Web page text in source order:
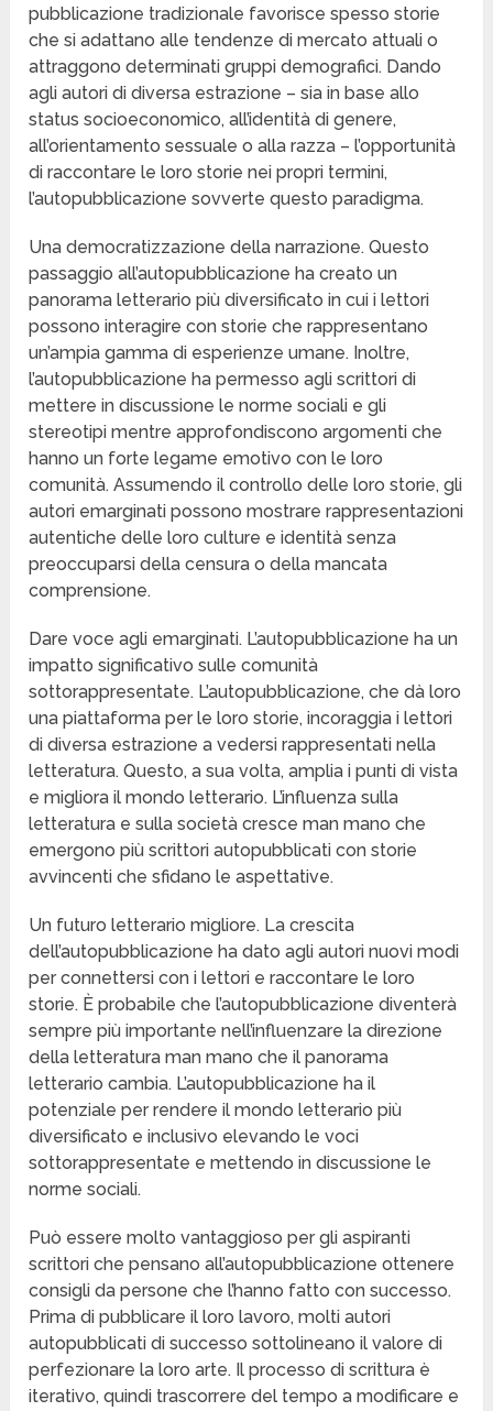
pubblicazione tradizionale favorisce spesso storie
che si adattano alle tendenze di mercato attuali o
attraggono determinati gruppi demografici. Dando
agli autori di diversa estrazione – sia in base allo
status socioeconomico, all’identità di genere,
all’orientamento sessuale o alla razza – l’opportunità
di raccontare le loro storie nei propri termini,
l’autopubblicazione sovverte questo paradigma.
Una democratizzazione della narrazione. Questo
passaggio all’autopubblicazione ha creato un
panorama letterario più diversificato in cui i lettori
possono interagire con storie che rappresentano
un’ampia gamma di esperienze umane. Inoltre,
l’autopubblicazione ha permesso agli scrittori di
mettere in discussione le norme sociali e gli
stereotipi mentre approfondiscono argomenti che
hanno un forte legame emotivo con le loro
comunità. Assumendo il controllo delle loro storie, gli
autori emarginati possono mostrare rappresentazioni
autentiche delle loro culture e identità senza
preoccuparsi della censura o della mancata
comprensione.
Dare voce agli emarginati. L’autopubblicazione ha un
impatto significativo sulle comunità
sottorappresentate. L’autopubblicazione, che dà loro
una piattaforma per le loro storie, incoraggia i lettori
di diversa estrazione a vedersi rappresentati nella
letteratura. Questo, a sua volta, amplia i punti di vista
e migliora il mondo letterario. L’influenza sulla
letteratura e sulla società cresce man mano che
emergono più scrittori autopubblicati con storie
avvincenti che sfidano le aspettative.
Un futuro letterario migliore. La crescita
dell’autopubblicazione ha dato agli autori nuovi modi
per connettersi con i lettori e raccontare le loro
storie. È probabile che l’autopubblicazione diventerà
sempre più importante nell’influenzare la direzione
della letteratura man mano che il panorama
letterario cambia. L’autopubblicazione ha il
potenziale per rendere il mondo letterario più
diversificato e inclusivo elevando le voci
sottorappresentate e mettendo in discussione le
norme sociali.
Può essere molto vantaggioso per gli aspiranti
scrittori che pensano all’autopubblicazione ottenere
consigli da persone che l’hanno fatto con successo.
Prima di pubblicare il loro lavoro, molti autori
autopubblicati di successo sottolineano il valore di
perfezionare la loro arte. Il processo di scrittura è
iterativo, quindi trascorrere del tempo a modificare e